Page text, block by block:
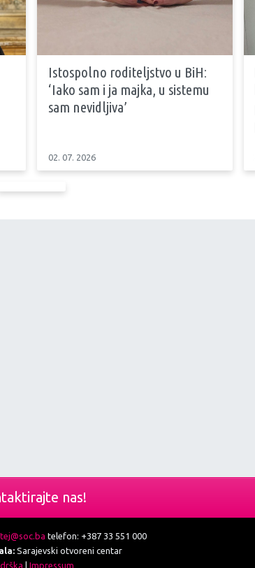
Istospolno roditeljstvo u BiH:
‘Iako sam i ja majka, u sistemu
sam nevidljiva’
02. 07. 2026
nas!
telefon: +387 33 551 000
Sarajevski otvoreni centar
Impressum